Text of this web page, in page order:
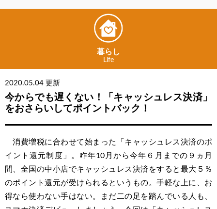
暮らし
Life
2020.05.04 更新
今からでも遅くない！「キャッシュレス決済」
をおさらいしてポイントバック！
消費増税に合わせて始まった「キャッシュレス決済のポ
イント還元制度」。咋年10月から今年６月までの９ヵ月
間、全国の中小店でキャッシュレス決済をすると最大５％
のポイント還元が受けられるというもの。手軽な上に、お
得なら使わない手はない。まだ二の足を踏んでいる人も、